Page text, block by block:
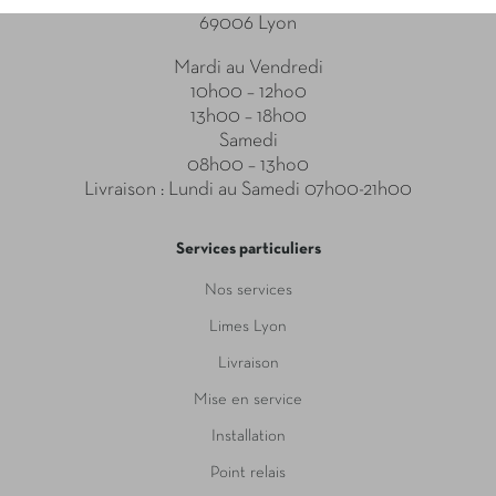
69006 Lyon
Mardi au Vendredi
10h00 – 12ho0
13h00 – 18h00
Samedi
08h00 – 13ho0
Livraison : Lundi au Samedi 07h00-21h00
Services particuliers
Nos services
Limes Lyon
Livraison
Mise en service
Installation
Point relais